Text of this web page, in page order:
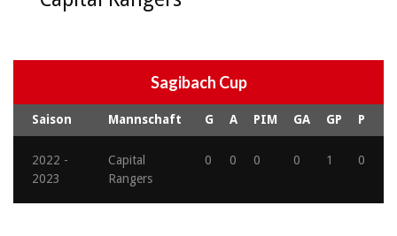
Sagibach Cup
Saison Mannschaft G A PIM GA GP P
2022 -
2023
Capital
Rangers
0 0 0 0 1 0